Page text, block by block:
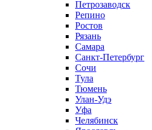
Петрозаводск
Репино
Ростов
Рязань
Самара
Санкт-Петербург
Сочи
Тула
Тюмень
Улан-Удэ
Уфа
Челябинск